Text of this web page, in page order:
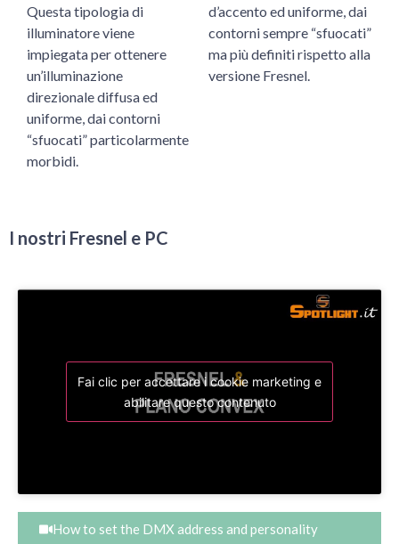
Questa tipologia di
illuminatore viene
impiegata per ottenere
un’illuminazione
direzionale diffusa ed
uniforme, dai contorni
“sfuocati” particolarmente
morbidi.
d’accento ed uniforme, dai
contorni sempre “sfuocati”
ma più definiti rispetto alla
versione Fresnel.
I nostri Fresnel e PC
Fai clic per accettare i cookie marketing e
abilitare questo contenuto
How to set the DMX address and personality